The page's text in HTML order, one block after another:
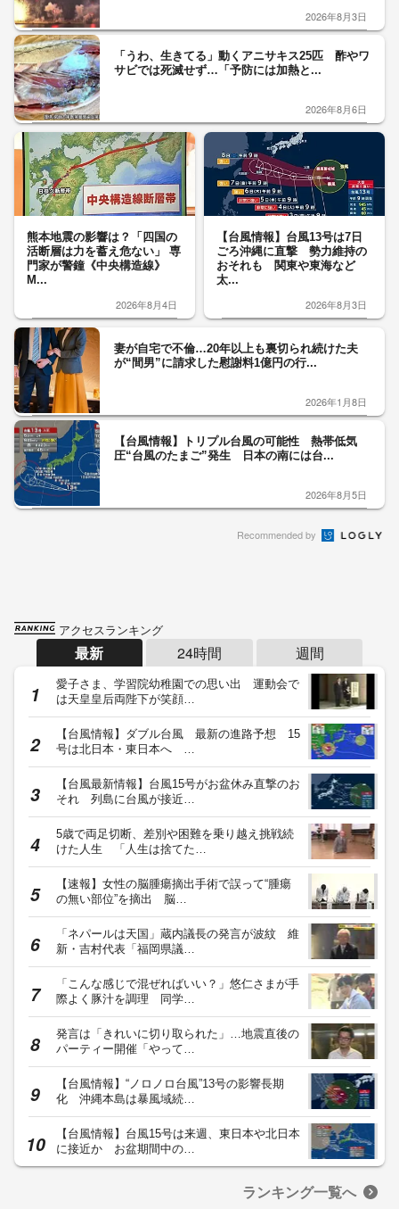
2026年8月3日
「うわ、生きてる」動くアニサキス25匹 酢やワ
サビでは死滅せず…「予防には加熱と...
2026年8月6日
熊本地震の影響は？「四国の
活断層は力を蓄え危ない」 専
門家が警鐘《中央構造線》
M...
2026年8月4日
【台風情報】台風13号は7日
ごろ沖縄に直撃 勢力維持の
おそれも 関東や東海など
太...
2026年8月3日
妻が自宅で不倫…20年以上も裏切られ続けた夫
が“間男”に請求した慰謝料1億円の行...
2026年1月8日
【台風情報】トリプル台風の可能性 熱帯低気
圧“台風のたまご”発生 日本の南には台...
2026年8月5日
Recommended by
アクセスランキング
最新 24時間 週間
愛子さま、学習院幼稚園での思い出 運動会で
は天皇皇后両陛下が笑顔…
【台風情報】ダブル台風 最新の進路予想 15
号は北日本・東日本へ …
【台風最新情報】台風15号がお盆休み直撃のお
それ 列島に台風が接近…
5歳で両足切断、差別や困難を乗り越え挑戦続
けた人生 「人生は捨てた…
【速報】女性の脳腫瘍摘出手術で誤って“腫瘍
の無い部位”を摘出 脳…
「ネパールは天国」蔵内議長の発言が波紋 維
新・吉村代表「福岡県議…
「こんな感じで混ぜればいい？」悠仁さまが手
際よく豚汁を調理 同学…
発言は「きれいに切り取られた」…地震直後の
パーティー開催「やって…
【台風情報】“ノロノロ台風”13号の影響長期
化 沖縄本島は暴風域続…
【台風情報】台風15号は来週、東日本や北日本
に接近か お盆期間中の…
ランキング一覧へ